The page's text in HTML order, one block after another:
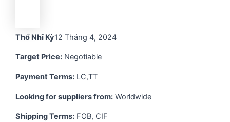
Thổ Nhĩ Kỳ12 Tháng 4, 2024
Target Price: Negotiable
Payment Terms: LC,TT
Looking for suppliers from: Worldwide
Shipping Terms: FOB, CIF